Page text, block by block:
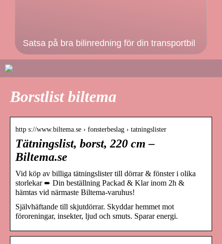
Satsa på bra bilinredning för din transportbil
Borstlist biltema
http s://www.biltema.se › fonsterbeslag › tatningslister
Tätningslist, borst, 220 cm –
Biltema.se
Vid köp av billiga tätningslister till dörrar & fönster i olika
storlekar ➨ Din beställning Packad & Klar inom 2h &
hämtas vid närmaste Biltema-varuhus!
Självhäftande till skjutdörrar. Skyddar hemmet mot
föroreningar, insekter, ljud och smuts. Sparar energi.